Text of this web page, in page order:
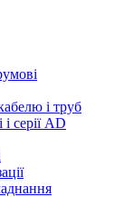
і труб
серії AD